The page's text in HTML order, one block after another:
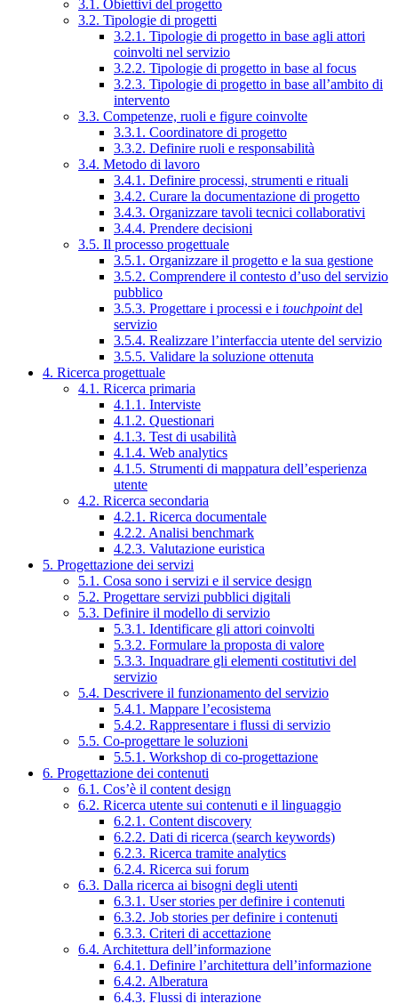
3.1. Obiettivi del progetto
3.2. Tipologie di progetti
3.2.1. Tipologie di progetto in base agli attori
coinvolti nel servizio
3.2.2. Tipologie di progetto in base al focus
3.2.3. Tipologie di progetto in base all’ambito di
intervento
3.3. Competenze, ruoli e figure coinvolte
3.3.1. Coordinatore di progetto
3.3.2. Definire ruoli e responsabilità
3.4. Metodo di lavoro
3.4.1. Definire processi, strumenti e rituali
3.4.2. Curare la documentazione di progetto
3.4.3. Organizzare tavoli tecnici collaborativi
3.4.4. Prendere decisioni
3.5. Il processo progettuale
3.5.1. Organizzare il progetto e la sua gestione
3.5.2. Comprendere il contesto d’uso del servizio
pubblico
3.5.3. Progettare i processi e i touchpointdel
servizio
3.5.4. Realizzare l’interfaccia utente del servizio
3.5.5. Validare la soluzione ottenuta
4. Ricerca progettuale
4.1. Ricerca primaria
4.1.1. Interviste
4.1.2. Questionari
4.1.3. Test di usabilità
4.1.4. Web analytics
4.1.5. Strumenti di mappatura dell’esperienza
utente
4.2. Ricerca secondaria
4.2.1. Ricerca documentale
4.2.2. Analisi benchmark
4.2.3. Valutazione euristica
5. Progettazione dei servizi
5.1. Cosa sono i servizi e il service design
5.2. Progettare servizi pubblici digitali
5.3. Definire il modello di servizio
5.3.1. Identificare gli attori coinvolti
5.3.2. Formulare la proposta di valore
5.3.3. Inquadrare gli elementi costitutivi del
servizio
5.4. Descrivere il funzionamento del servizio
5.4.1. Mappare l’ecosistema
5.4.2. Rappresentare i flussi di servizio
5.5. Co-progettare le soluzioni
5.5.1. Workshop di co-progettazione
6. Progettazione dei contenuti
6.1. Cos’è il content design
6.2. Ricerca utente sui contenuti e il linguaggio
6.2.1. Content discovery
6.2.2. Dati di ricerca (search keywords)
6.2.3. Ricerca tramite analytics
6.2.4. Ricerca sui forum
6.3. Dalla ricerca ai bisogni degli utenti
6.3.1. User stories per definire i contenuti
6.3.2. Job stories per definire i contenuti
6.3.3. Criteri di accettazione
6.4. Architettura dell’informazione
6.4.1. Definire l’architettura dell’informazione
6.4.2. Alberatura
6.4.3. Flussi di interazione